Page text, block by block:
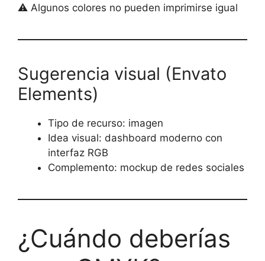
⚠️ Algunos colores no pueden imprimirse igual
Sugerencia visual (Envato
Elements)
Tipo de recurso: imagen
Idea visual: dashboard moderno con
interfaz RGB
Complemento: mockup de redes sociales
¿Cuándo deberías